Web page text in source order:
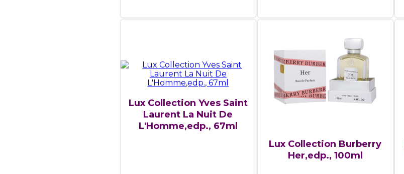
Lux Collection Yves Saint
Laurent La Nuit De
L'Homme,edp., 67ml
Lux Collection Burberry
Her,edp., 100ml